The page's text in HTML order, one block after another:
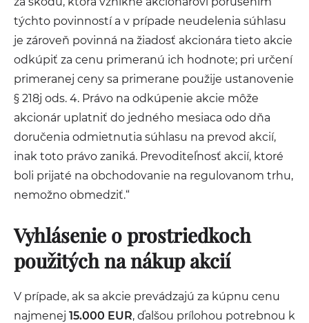
týchto povinností a v prípade neudelenia súhlasu
je zároveň povinná na žiadosť akcionára tieto akcie
odkúpiť za cenu primeranú ich hodnote; pri určení
primeranej ceny sa primerane použije ustanovenie
§ 218j ods. 4. Právo na odkúpenie akcie môže
akcionár uplatniť do jedného mesiaca odo dňa
doručenia odmietnutia súhlasu na prevod akcií,
inak toto právo zaniká. Prevoditeľnosť akcií, ktoré
boli prijaté na obchodovanie na regulovanom trhu,
nemožno obmedziť.“
Vyhlásenie o prostriedkoch
použitých na nákup akcií
V prípade, ak sa akcie prevádzajú za kúpnu cenu
najmenej 15.000 EUR, ďalšou prílohou potrebnou k